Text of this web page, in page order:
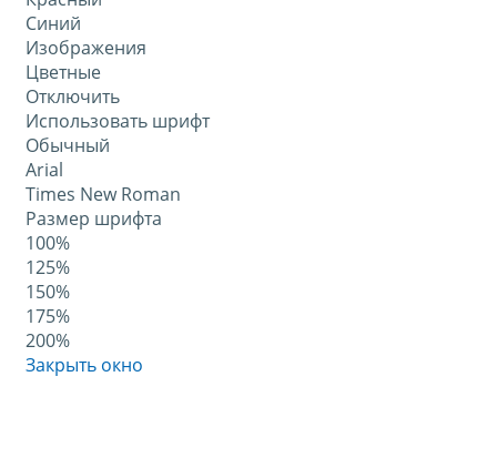
Синий
Изображения
Цветные
Отключить
Использовать шрифт
Обычный
Arial
Times New Roman
Размер шрифта
100%
125%
150%
175%
200%
Закрыть окно